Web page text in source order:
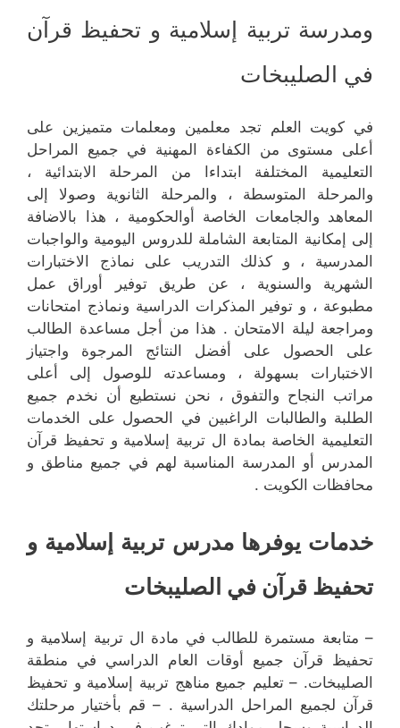
ومدرسة تربية إسلامية و تحفيظ قرآن
في الصليبخات
في كويت العلم تجد معلمين ومعلمات متميزين على
أعلى مستوى من الكفاءة المهنية في جميع المراحل
التعليمية المختلفة ابتداءا من المرحلة الابتدائية ،
والمرحلة المتوسطة ، والمرحلة الثانوية وصولا إلى
المعاهد والجامعات الخاصة أوالحكومية ، هذا بالاضافة
إلى إمكانية المتابعة الشاملة للدروس اليومية والواجبات
المدرسية ، و كذلك التدريب على نماذج الاختبارات
الشهرية والسنوية ، عن طريق توفير أوراق عمل
مطبوعة ، و توفير المذكرات الدراسية ونماذج امتحانات
ومراجعة ليلة الامتحان . هذا من أجل مساعدة الطالب
على الحصول على أفضل النتائج المرجوة واجتياز
الاختبارات بسهولة ، ومساعدته للوصول إلى أعلى
مراتب النجاح والتفوق ، نحن نستطيع أن نخدم جميع
الطلبة والطالبات الراغبين في الحصول على الخدمات
التعليمية الخاصة بمادة ال تربية إسلامية و تحفيظ قرآن
المدرس أو المدرسة المناسبة لهم في جميع مناطق و
محافظات الكويت .
خدمات يوفرها مدرس تربية إسلامية و
تحفيظ قرآن في الصليبخات
– متابعة مستمرة للطالب في مادة ال تربية إسلامية و
تحفيظ قرآن جميع أوقات العام الدراسي في منطقة
الصليبخات. – تعليم جميع مناهج تربية إسلامية و تحفيظ
قرآن لجميع المراحل الدراسية . – قم بأختيار مرحلتك